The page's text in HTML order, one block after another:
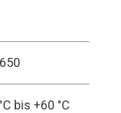
bis +60 °C